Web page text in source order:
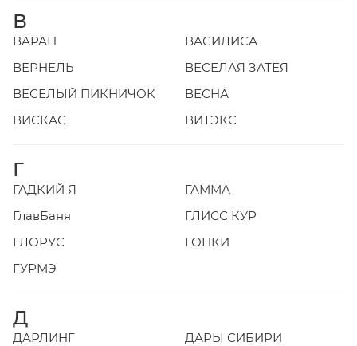
В
ВАРАН
ВАСИЛИСА
ВЕРНЕЛЬ
ВЕСЕЛАЯ ЗАТЕЯ
ВЕСЕЛЫЙ ПИКНИЧОК
ВЕСНА
ВИСКАС
ВИТЭКС
Г
ГАДКИЙ Я
ГАММА
ГлавБаня
ГЛИСС КУР
ГЛОРУС
ГОНКИ
ГУРМЭ
Д
ДАРЛИНГ
ДАРЫ СИБИРИ